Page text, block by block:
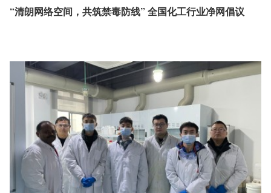
“清朗网络空间，共筑禁毒防线” 全国化工行业净网倡议